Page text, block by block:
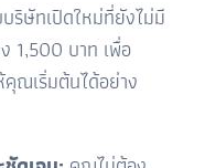
ริษัทเปิดใหม่ที่ยังไม่มี
1,500 บาท เพื่อ
ณเริ่มต้นได้อย่าง